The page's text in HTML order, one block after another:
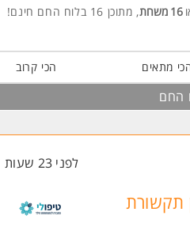
16 משרות , מתוכן 16 בלוח החם חינם!
מתאים הכי קרוב
החם
לפני 23 שעות
תקשורת